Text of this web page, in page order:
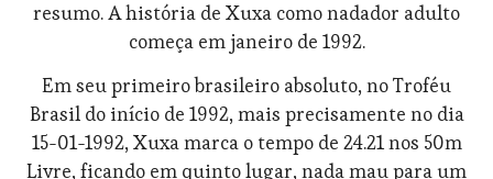
resumo. A história de Xuxa como nadador adulto
começa em janeiro de 1992.
Em seu primeiro brasileiro absoluto, no Troféu
Brasil do início de 1992, mais precisamente no dia
15-01-1992, Xuxa marca o tempo de 24.21 nos 50m
Livre, ficando em quinto lugar, nada mau para um